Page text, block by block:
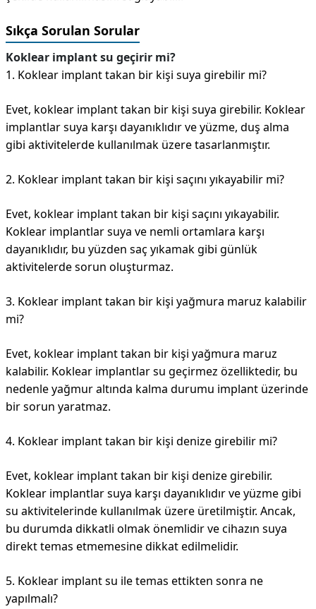
Sıkça Sorulan Sorular
Koklear implant su geçirir mi?
1. Koklear implant takan bir kişi suya girebilir mi?
Evet, koklear implant takan bir kişi suya girebilir. Koklear
implantlar suya karşı dayanıklıdır ve yüzme, duş alma
gibi aktivitelerde kullanılmak üzere tasarlanmıştır.
2. Koklear implant takan bir kişi saçını yıkayabilir mi?
Evet, koklear implant takan bir kişi saçını yıkayabilir.
Koklear implantlar suya ve nemli ortamlara karşı
dayanıklıdır, bu yüzden saç yıkamak gibi günlük
aktivitelerde sorun oluşturmaz.
3. Koklear implant takan bir kişi yağmura maruz kalabilir
mi?
Evet, koklear implant takan bir kişi yağmura maruz
kalabilir. Koklear implantlar su geçirmez özelliktedir, bu
nedenle yağmur altında kalma durumu implant üzerinde
bir sorun yaratmaz.
4. Koklear implant takan bir kişi denize girebilir mi?
Evet, koklear implant takan bir kişi denize girebilir.
Koklear implantlar suya karşı dayanıklıdır ve yüzme gibi
su aktivitelerinde kullanılmak üzere üretilmiştir. Ancak,
bu durumda dikkatli olmak önemlidir ve cihazın suya
direkt temas etmemesine dikkat edilmelidir.
5. Koklear implant su ile temas ettikten sonra ne
yapılmalı?